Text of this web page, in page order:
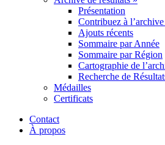
Présentation
Contribuez à
Ajouts récents
Sommaire par Année
Sommaire par Région
Cartographie de
Recherche de
Médailles
Certificats
Contact
À propos